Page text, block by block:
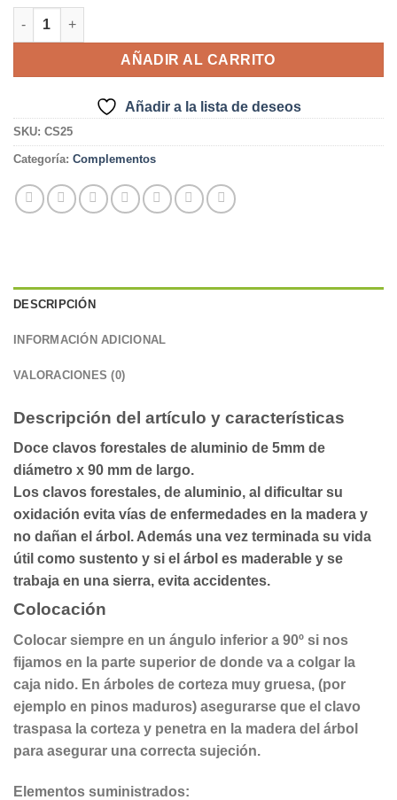
Pack de 12 clavos forestales de aluminio Ø5 x 90mm cantidad
AÑADIR AL CARRITO
Añadir a la lista de deseos
SKU: CS25
Categoría: Complementos
DESCRIPCIÓN
INFORMACIÓN ADICIONAL
VALORACIONES (0)
Descripción del artículo y características
Doce clavos forestales de aluminio de 5mm de
diámetro x 90 mm de largo.
Los clavos forestales, de aluminio, al dificultar su
oxidación evita vías de enfermedades en la madera y
no dañan el árbol. Además una vez terminada su vida
útil como sustento y si el árbol es maderable y se
trabaja en una sierra, evita accidentes.
Colocación
Colocar siempre en un ángulo inferior a 90º si nos
fijamos en la parte superior de donde va a colgar la
caja nido. En árboles de corteza muy gruesa, (por
ejemplo en pinos maduros) asegurarse que el clavo
traspasa la corteza y penetra en la madera del árbol
para asegurar una correcta sujeción.
Elementos suministrados: